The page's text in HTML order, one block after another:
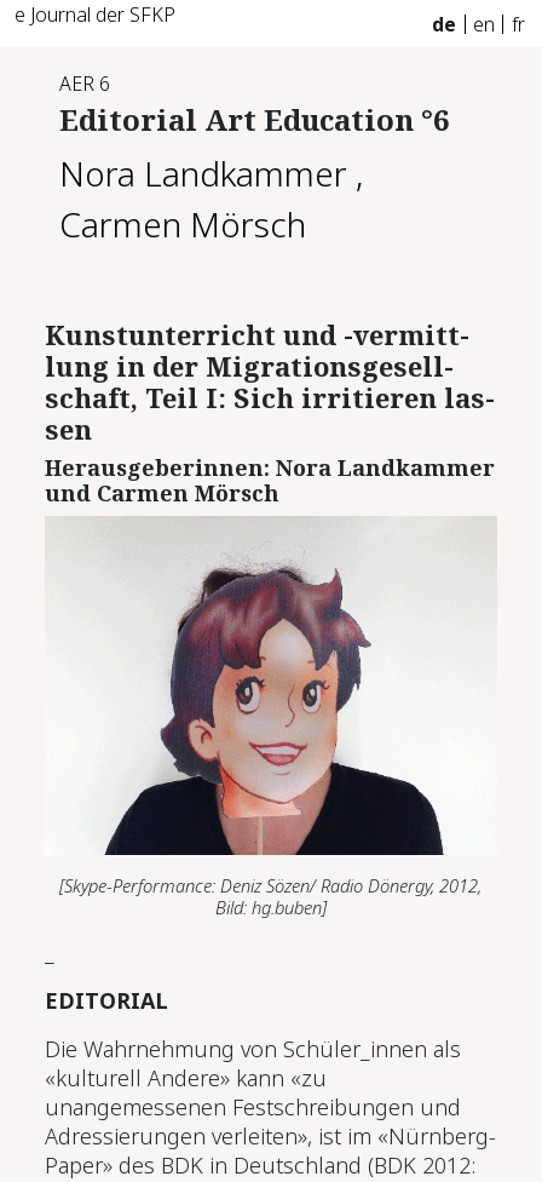
e Journal der SFKP de en fr
AER 6
Editorial Art Education °6
Nora Landkammer ,
Carmen Mörsch
Kunstun­ter­richt und -​ver­mitt­
lung in der Mi­gra­ti­ons­ge­sell­
schaft, Teil I: Sich ir­ri­tie­ren las­
sen
Her­aus­ge­be­rin­nen: No­ra Land­kam­mer
und Car­men Mörsch
[Skype-Performance: Deniz Sözen/ Radio Dönergy, 2012,
Bild: hg.buben]
EDITORIAL
Die Wahrnehmung von Schüler_innen als
«kulturell Andere» kann «zu
unangemessenen Festschreibungen und
Adressierungen verleiten», ist im «Nürnberg-
Paper» des BDK in Deutschland (BDK 2012: